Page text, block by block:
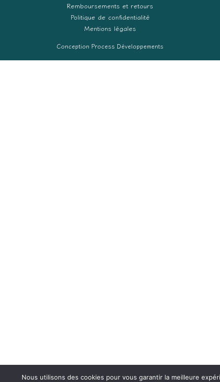
Remboursements et retours
Politique de confidentialité
Mentions légales
Conception Process Développements
Nous utilisons des cookies pour vous garantir la meilleure